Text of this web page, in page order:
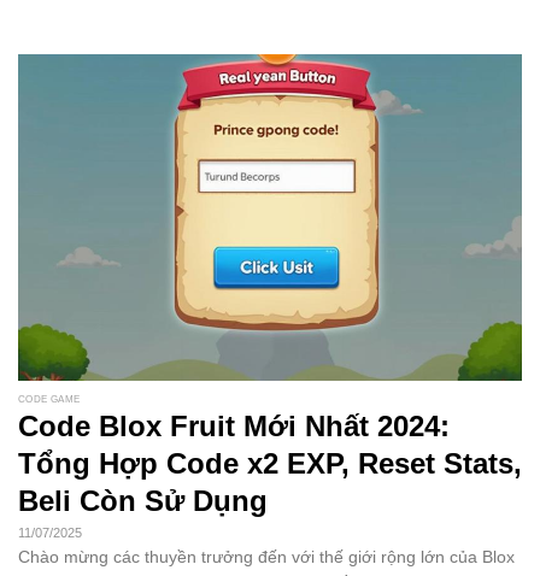
CODE GAME
Code Blox Fruit Mới Nhất 2024:
Tổng Hợp Code x2 EXP, Reset Stats,
Beli Còn Sử Dụng
11/07/2025
Chào mừng các thuyền trưởng đến với thế giới rộng lớn của Blox